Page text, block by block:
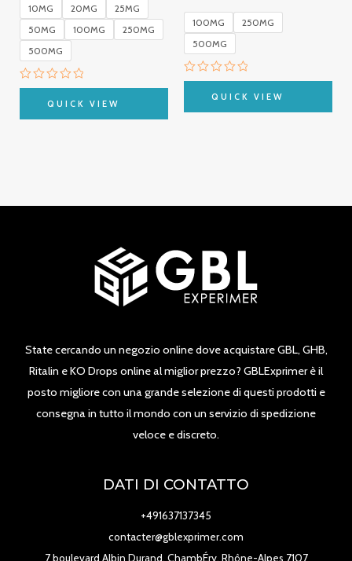
10MG 20MG
25MG
50MG
100MG
250MG
500MG
Valutato
5
QUICK VIEW
100MG
250MG
500MG
Valutato
5
QUICK VIEW
State cercando un negozio online dove acquistare GBL, GHB,
Ritalin e KO Drops online al miglior prezzo? GBLExprimer è il
posto migliore con una grande selezione di questi prodotti e
consegna in tutto il mondo con un servizio di spedizione
veloce e discreto.
DATI DI CONTATTO
+491637137345
contacter@gblexprimer.com
7 boulevard Albin Durand, ChambÉry, Rhône-Alpes 7107